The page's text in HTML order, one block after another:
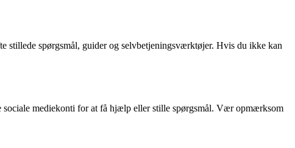
stillede spørgsmål, guider og selvbetjeningsværktøjer. Hvis du ikke kan
mediekonti for at få hjælp eller stille spørgsmål. Vær opmærksom